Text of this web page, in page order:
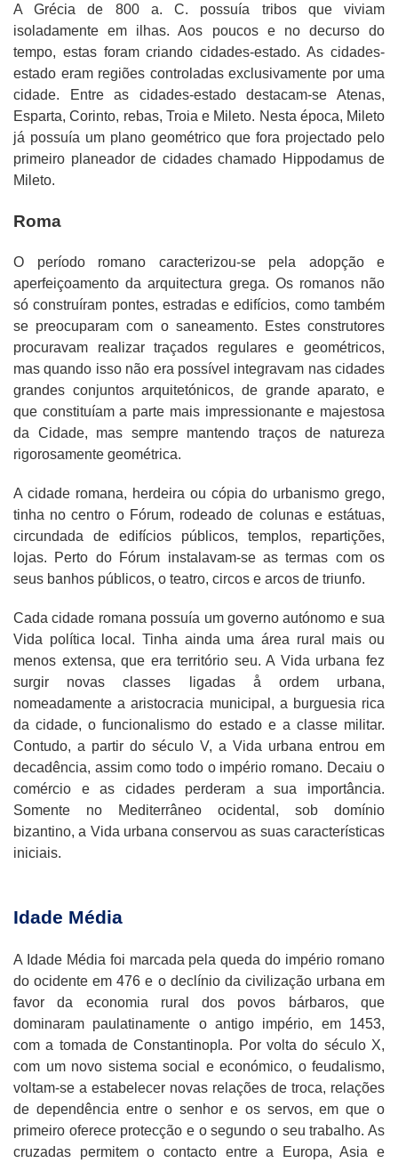
A Grécia de 800 a. C. possuía tribos que viviam
isoladamente em ilhas. Aos poucos e no decurso do
tempo, estas foram criando cidades-estado. As cidades-
estado eram regiões controladas exclusivamente por uma
cidade. Entre as cidades-estado destacam-se Atenas,
Esparta, Corinto, rebas, Troia e Mileto. Nesta época, Mileto
já possuía um plano geométrico que fora projectado pelo
primeiro planeador de cidades chamado Hippodamus de
Mileto.
Roma
O período romano caracterizou-se pela adopção e
aperfeiçoamento da arquitectura grega. Os romanos não
só construíram pontes, estradas e edifícios, como também
se preocuparam com o saneamento. Estes construtores
procuravam realizar traçados regulares e geométricos,
mas quando isso não era possível integravam nas cidades
grandes conjuntos arquitetónicos, de grande aparato, e
que constituíam a parte mais impressionante e majestosa
da Cidade, mas sempre mantendo traços de natureza
rigorosamente geométrica.
A cidade romana, herdeira ou cópia do urbanismo grego,
tinha no centro o Fórum, rodeado de colunas e estátuas,
circundada de edifícios públicos, templos, repartições,
lojas. Perto do Fórum instalavam-se as termas com os
seus banhos públicos, o teatro, circos e arcos de triunfo.
Cada cidade romana possuía um governo autónomo e sua
Vida política local. Tinha ainda uma área rural mais ou
menos extensa, que era território seu. A Vida urbana fez
surgir novas classes ligadas å ordem urbana,
nomeadamente a aristocracia municipal, a burguesia rica
da cidade, o funcionalismo do estado e a classe militar.
Contudo, a partir do século V, a Vida urbana entrou em
decadência, assim como todo o império romano. Decaiu o
comércio e as cidades perderam a sua importância.
Somente no Mediterrâneo ocidental, sob domínio
bizantino, a Vida urbana conservou as suas características
iniciais.
Idade Média
A Idade Média foi marcada pela queda do império romano
do ocidente em 476 e o declínio da civilização urbana em
favor da economia rural dos povos bárbaros, que
dominaram paulatinamente o antigo império, em 1453,
com a tomada de Constantinopla. Por volta do século X,
com um novo sistema social e económico, o feudalismo,
voltam-se a estabelecer novas relações de troca, relações
de dependência entre o senhor e os servos, em que o
primeiro oferece protecção e o segundo o seu trabalho. As
cruzadas permitem o contacto entre a Europa, Asia e